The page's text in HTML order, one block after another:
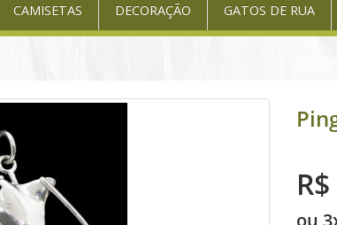
CAMISETAS DECORAÇÃO GATOS DE RUA
R$
ou